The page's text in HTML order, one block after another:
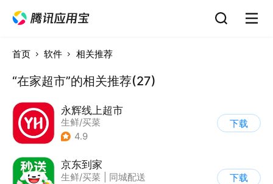
首页 软件 相关推荐
“在家超市”的相关推荐(27)
永辉线上超市
生鲜/买菜
4.9
下载
京东到家
生鲜/买菜
同城配送
下载